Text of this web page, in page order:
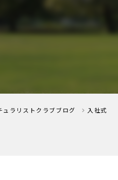
ュラリストクラブブログ 入社式